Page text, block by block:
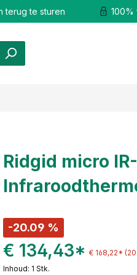
terug te sturen 100%
Ridgid micro
-20.09 %
€ 134,43* € 168,22*
Inhoud: 1 Stk.